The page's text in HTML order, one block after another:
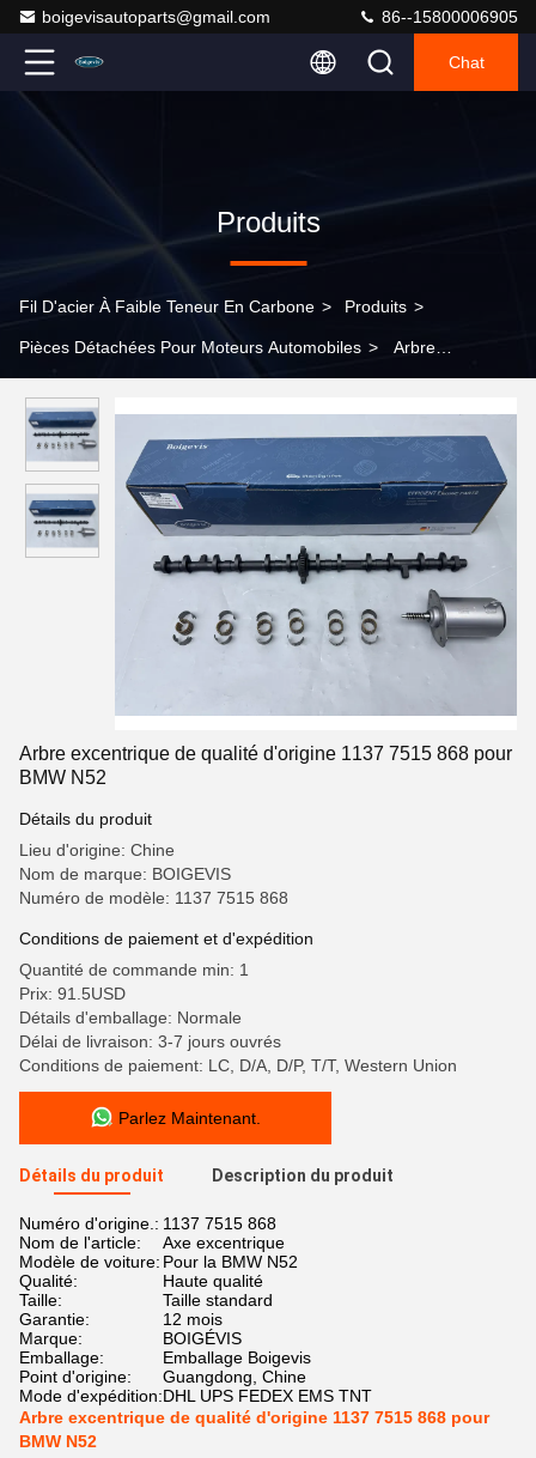
boigevisautoparts@gmail.com 86--15800006905
Chat
Produits
Fil D'acier À Faible Teneur En Carbone > Produits >
Pièces Détachées Pour Moteurs Automobiles > Arbre
Arbre excentrique de qualité d'origine 1137 7515 868 pour
BMW N52
Détails du produit
Lieu d'origine: Chine
Nom de marque: BOIGEVIS
Numéro de modèle: 1137 7515 868
Conditions de paiement et d'expédition
Quantité de commande min: 1
Prix: 91.5USD
Détails d'emballage: Normale
Délai de livraison: 3-7 jours ouvrés
Conditions de paiement: LC, D/A, D/P, T/T, Western Union
Parlez Maintenant.
Détails du produit Description du produit
Numéro d'origine.: 1137 7515 868
Nom de l'article:
Axe excentrique
Modèle de voiture: Pour la BMW N52
Qualité:
Haute qualité
Taille:
Taille standard
Garantie:
12 mois
Marque:
BOIGÉVIS
Emballage:
Emballage Boigevis
Point d'origine:
Guangdong, Chine
Mode d'expédition:DHL UPS FEDEX EMS TNT
Arbre excentrique de qualité d'origine 1137 7515 868 pour
BMW N52